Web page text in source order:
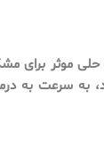
حلی موثر برای
به سرعت به